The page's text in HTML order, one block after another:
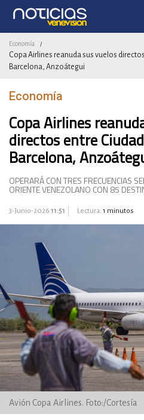
Economía /
Copa Airlines reanuda sus vuelos
Barcelona, Anzoátegui
Economía
Copa Airlines
directos entre
Barcelona,
OPERARÁ CON TRES FRECUENCIAS
ORIENTE VENEZOLANO CON 85
3-Junio-2026 11:51 Lectura: 1 minutos
Avión Copa Airlines. Foto:/Cortesía